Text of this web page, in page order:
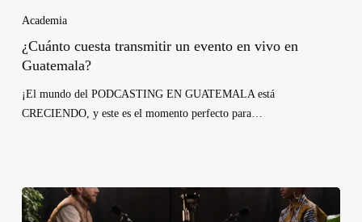
Academia
¿Cuánto cuesta transmitir un evento en vivo en
Guatemala?
¡El mundo del PODCASTING EN GUATEMALA está
CRECIENDO, y este es el momento perfecto para…